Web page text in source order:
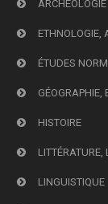
ARCHÉOLOGIE
ETHNOLOGIE,
ÉTUDES
GÉOGRAPHIE,
HISTOIRE
LITTÉRATURE,
LINGUISTIQUE